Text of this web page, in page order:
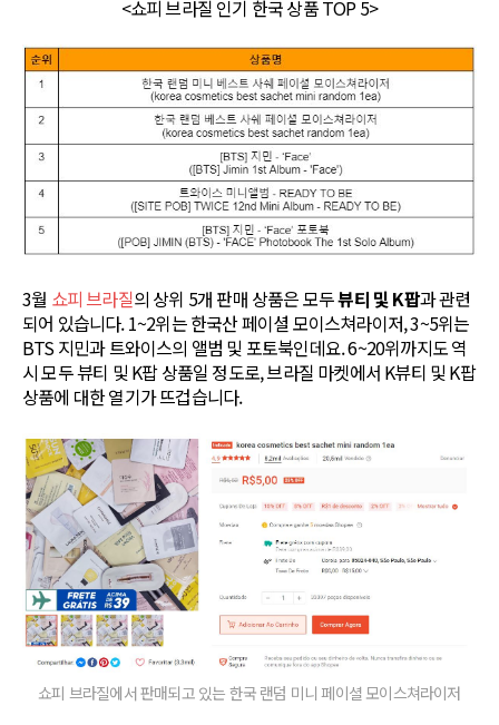
<쇼피 브라질 인기 한국 상품 TOP 5>​​
3월 쇼피 브라질의 상위 5개 판매 상품은 모두뷰티 및 K팝과 관련
되어 있습니다. 1~2위는 한국산 페이셜 모이스쳐라이저, 3~5위는
BTS 지민과 트와이스의 앨범 및 포토북인데요. 6~20위까지도 역
시 모두 뷰티 및 K팝 상품일 정도로, 브라질 마켓에서 K뷰티 및 K팝
상품에 대한 열기가 뜨겁습니다.
쇼피 브라질에서 판매되고 있는 한국 랜덤 미니 페이셜 모이스쳐라이저